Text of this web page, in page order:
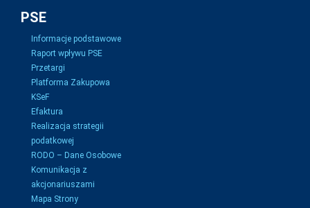
PSE
Informacje podstawowe
Raport wpływu PSE
Przetargi
Platforma Zakupowa
KSeF
Efaktura
Realizacja strategii
podatkowej
RODO – Dane Osobowe
Komunikacja z
akcjonariuszami
Mapa Strony